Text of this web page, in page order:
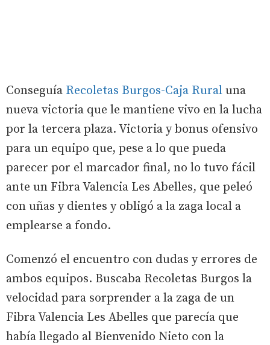
Conseguía Recoletas Burgos-Caja Rural una
nueva victoria que le mantiene vivo en la lucha
por la tercera plaza. Victoria y bonus ofensivo
para un equipo que, pese a lo que pueda
parecer por el marcador final, no lo tuvo fácil
ante un Fibra Valencia Les Abelles, que peleó
con uñas y dientes y obligó a la zaga local a
emplearse a fondo.
Comenzó el encuentro con dudas y errores de
ambos equipos. Buscaba Recoletas Burgos la
velocidad para sorprender a la zaga de un
Fibra Valencia Les Abelles que parecía que
había llegado al Bienvenido Nieto con la